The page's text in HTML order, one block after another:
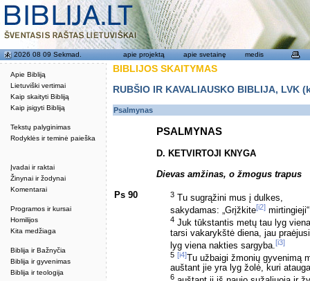
Apie Bibliją
Lietuviški vertimai
Kaip skaityti Bibliją
Kaip įsigyti Bibliją
Tekstų palyginimas
Rodyklės ir teminė paieška
Įvadai ir raktai
Žinynai ir žodynai
Komentarai
Programos ir kursai
Homilijos
Kita medžiaga
Biblija ir Bažnyčia
Biblija ir gyvenimas
Biblija ir teologija
2026 08 09 Sekmad. apie projektą apie svetainę medis
BIBLIJOS SKAITYMAS
RUBŠIO IR KAVALIAUSKO BIBLIJA,
Psalmynas
PSALMYNAS
D. KETVIRTOJI KNYGA
Dievas amžinas, o žmogus trapus
Ps 90 3 Tu sugrąžini mus į dulkes,
sakydamas: „Grįžkite[i2]
4 Juk tūkstantis metų tau lyg
tarsi vakarykštė diena, jau
lyg viena nakties sargyba.[i3]
5 [i4] Tu užbaigi žmonių gyvenimą
auštant jie yra lyg žolė, kuri
6